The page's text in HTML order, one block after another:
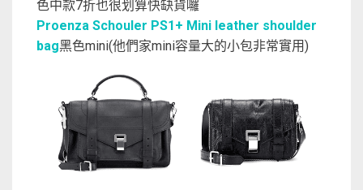
色中款7折也很划算快缺貨囉
Proenza Schouler PS1+ Mini leather shoulder
bag黑色mini(他們家mini容量大的小包非常實用)